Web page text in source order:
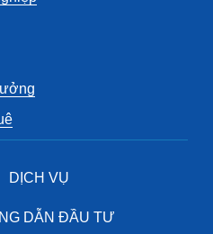
DỊCH VỤ
DẪN ĐẦU TƯ